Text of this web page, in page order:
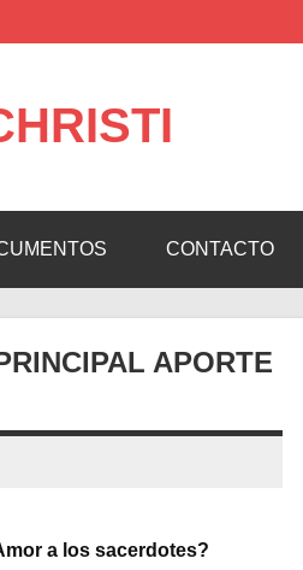
CONTACTO
APORTE
a los sacerdotes?